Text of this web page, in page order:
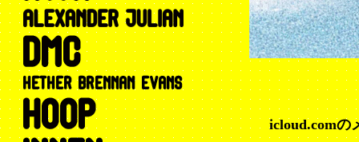
⚠️ icloud.comの